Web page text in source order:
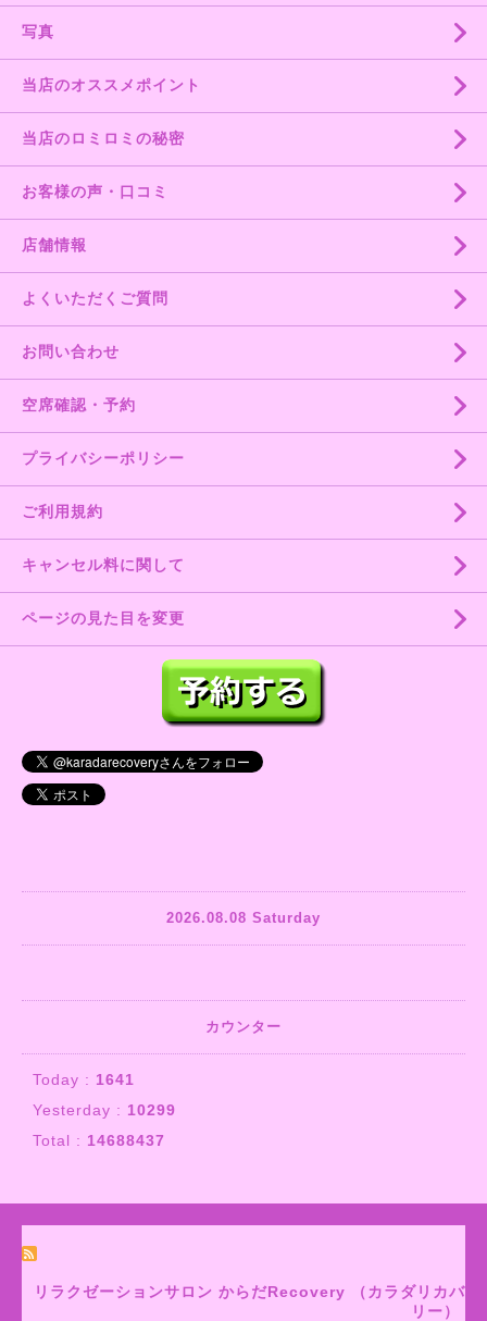
写真
当店のオススメポイント
当店のロミロミの秘密
お客様の声・口コミ
店舗情報
よくいただくご質問
お問い合わせ
空席確認・予約
プライバシーポリシー
ご利用規約
キャンセル料に関して
ページの見た目を変更
2026.08.08 Saturday
カウンター
Today : 1641
Yesterday : 10299
Total : 14688437
リラクゼーションサロン からだRecovery （カラダリカバ
リー）